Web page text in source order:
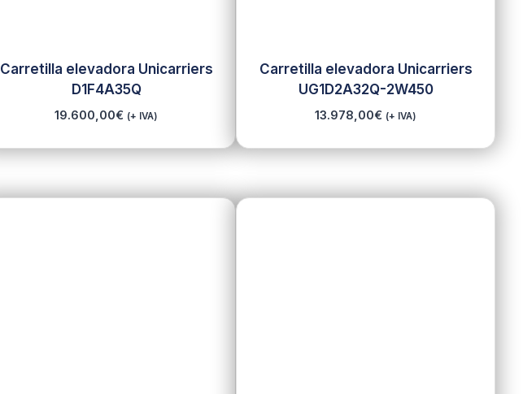
Carretilla elevadora Unicarriers
D1F4A35Q
19.600,00€ (+ IVA)
Carretilla elevadora Unicarriers
UG1D2A32Q-2W450
13.978,00€ (+ IVA)